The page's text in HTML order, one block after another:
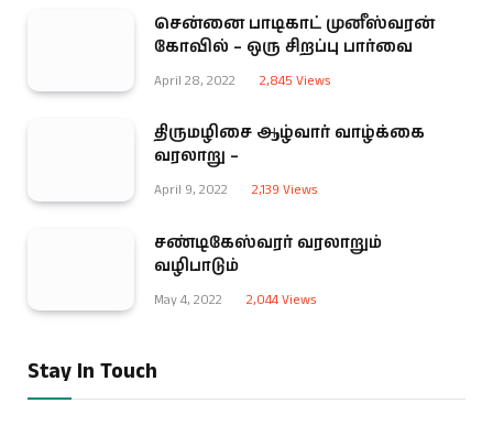
சென்னை பாடிகாட் முனீஸ்வரன்
கோவில் – ஒரு சிறப்பு பார்வை
April 28, 2022 2,845 Views
திருமழிசை ஆழ்வார் வாழ்க்கை
வரலாறு –
April 9, 2022 2,139 Views
சண்டிகேஸ்வரர் வரலாறும்
வழிபாடும்
May 4, 2022 2,044Views
Stay In Touch